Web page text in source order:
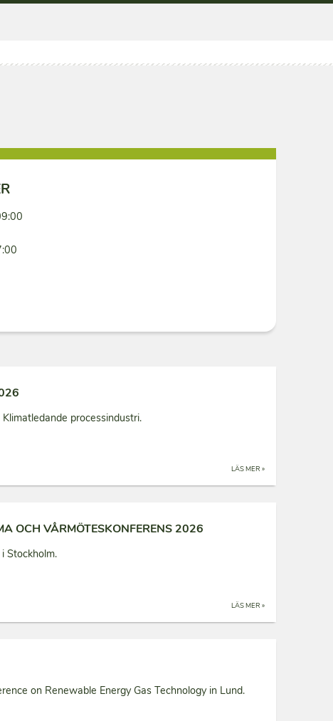
processindustri.
LÄS MER »
OCH VÅRMÖTESKONFERENS 2026
Stockholm.
LÄS MER »
on Renewable Energy Gas Technology in Lund.